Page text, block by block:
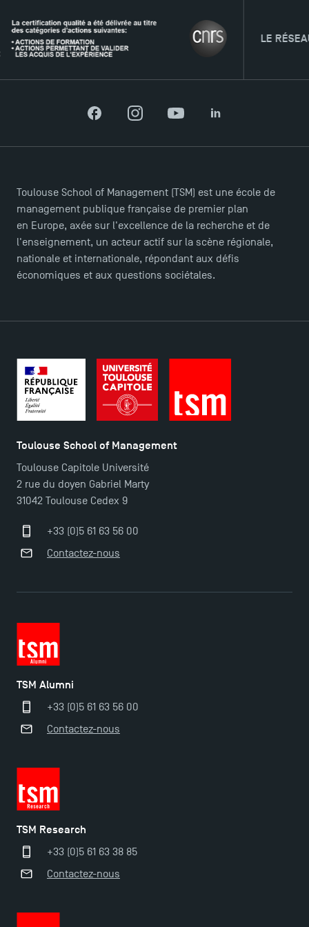
TSM-Research
TSM Doctoral Programme
LE RÉSEAU
FacebookInstagramYouTubeLinkedIn
Toulouse School of Management (TSM) est une école de
management publique française de premier plan
en Europe, axée sur l'excellence de la recherche et de
l'enseignement, un acteur actif sur la scène régionale,
nationale et internationale, répondant aux défis
économiques et aux questions sociétales.
Toulouse School of Management
Toulouse Capitole Université
2 rue du doyen Gabriel Marty
31042 Toulouse Cedex 9
+33 (0)5 61 63 56 00
Contactez-nous
TSM Alumni
+33 (0)5 61 63 56 00
Contactez-nous
TSM Research
+33 (0)5 61 63 38 85
Contactez-nous